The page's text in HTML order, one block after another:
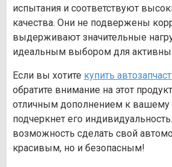
испытания и соответствуют
качества. Они не подвержены
выдерживают значительные
идеальным выбором для
Если вы хотите купить
обратите внимание на этот
отличным дополнением к
подчеркнет его
возможность сделать свой
красивым, но и безопасным!